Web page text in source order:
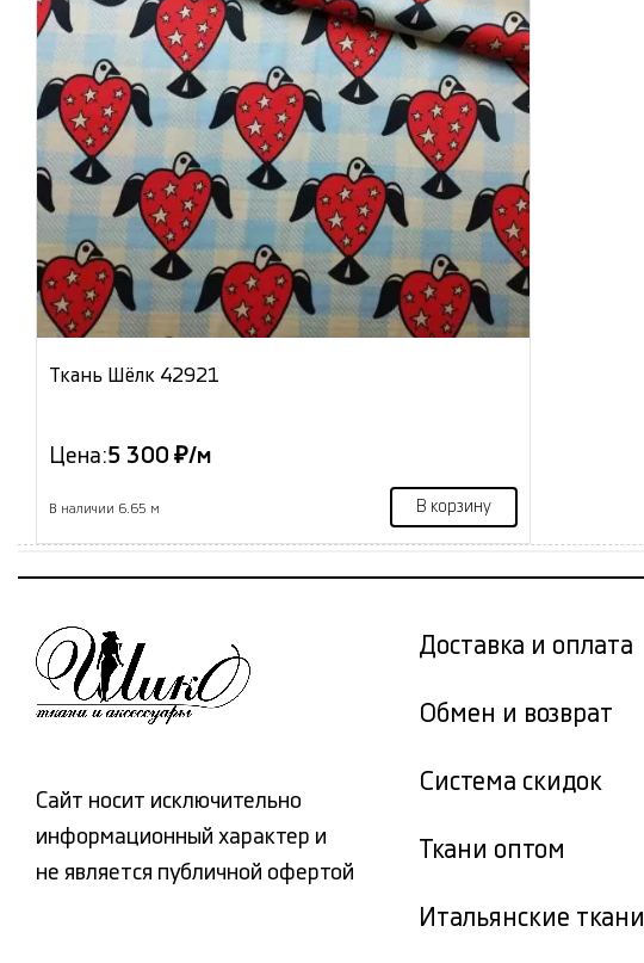
Ткань Шёлк 42921
Цена:5 300 ₽/м
В наличии 6.65 м В корзину
Сайт носит исключительно
информационный характер и
не является публичной офертой
Доставка и оплата
Обмен и возврат
Система скидок
Ткани оптом
Итальянские ткани